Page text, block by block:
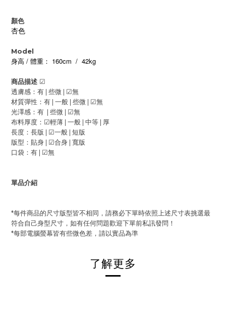
顏色
杏色
Model
身高 / 體重： 160cm / 42kg
商品描述 ☑
透膚感：有 | 些微 | ☑無
材質彈性：有 | 一般 | 些微 | ☑無
光澤感：有 | 些微 | ☑無
布料厚度： ☑輕薄 | 一般 | 中等 | 厚
長度：長版 | ☑一般 | 短版
版型：貼身 | ☑合身 | 寬版
口袋：有 | ☑無
單品介紹
*每件商品的尺寸版型皆不相同，請務必下單時依照上述尺寸表挑選最
符合自己身型尺寸，如有任何問題歡迎下單前私訊發問！
*每部電腦螢幕皆有些微色差，請以實品為準
了解更多